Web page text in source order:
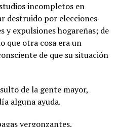
incompletos en
destruido por elecciones
y expulsiones hogareñas; de
que otra cosa era un
de que su situación
de la gente mayor,
alguna ayuda.
vergonzantes.